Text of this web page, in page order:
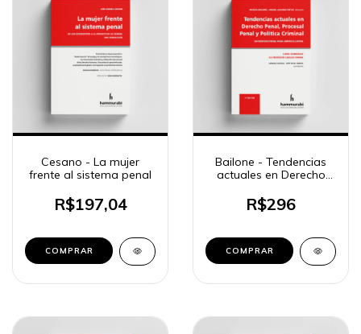
Cesano - La mujer
frente al sistema penal
R$197,04
COMPRAR
Bailone - Tendencias
actuales en Derecho
Política Criminal
R$296
COMPRAR